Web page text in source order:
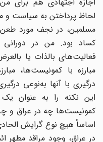
لحاظ پرداختن به سیاست و
مسلمین، در نجف مورد طعن
کساد بود. من در دورانی
فعالیت‌های بالذات یا
مبارزه با کمونیست‌ها،
درگیری با آنها به‌نوعی
این نکته را به عنوان
کمونیست‌ها چه در عراق و
اساساً هیچ نوع گرایش
در عراق، وجود مراقد مطهر